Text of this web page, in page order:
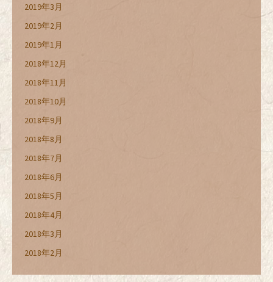
2019年3月
2019年2月
2019年1月
2018年12月
2018年11月
2018年10月
2018年9月
2018年8月
2018年7月
2018年6月
2018年5月
2018年4月
2018年3月
2018年2月